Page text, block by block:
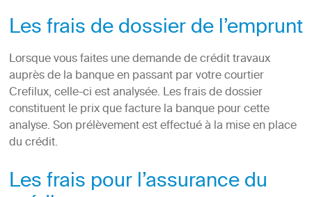
Les frais de dossier de l’emprunt
Lorsque vous faites une demande de crédit travaux
auprès de la banque en passant par votre courtier
Crefilux, celle-ci est analysée. Les frais de dossier
constituent le prix que facture la banque pour cette
analyse. Son prélèvement est effectué à la mise en place
du crédit.
Les frais pour l’assurance du